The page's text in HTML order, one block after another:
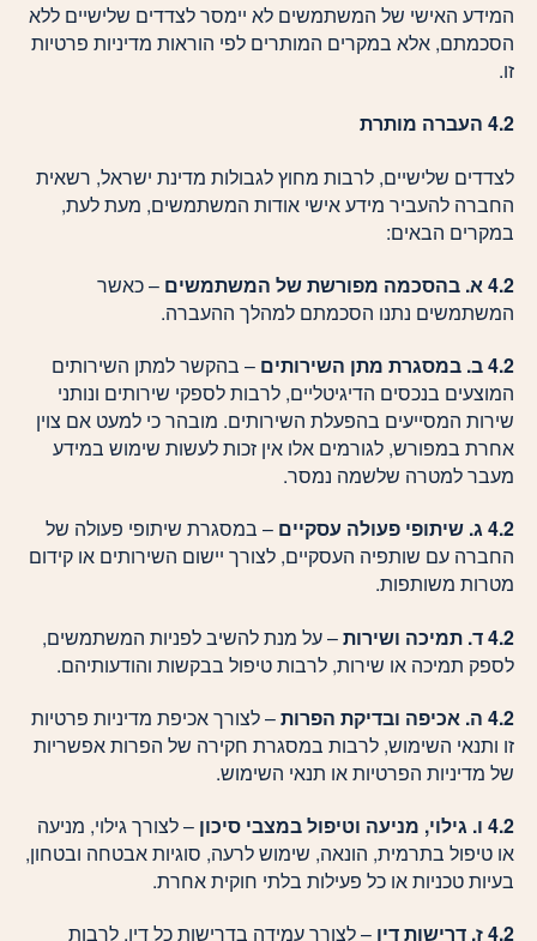
המידע האישי של המשתמשים לא יימסר לצדדים שלישיים ללא
הסכמתם, אלא במקרים המותרים לפי הוראות מדיניות פרטיות
זו.
4.2 העברה מותרת
לצדדים שלישיים, לרבות מחוץ לגבולות מדינת ישראל, רשאית
החברה להעביר מידע אישי אודות המשתמשים, מעת לעת,
במקרים הבאים:
4.2 א. בהסכמה מפורשת של המשתמשים
– כאשר
המשתמשים נתנו הסכמתם למהלך ההעברה.
4.2 ב. במסגרת מתן השירותים
– בהקשר למתן השירותים
המוצעים בנכסים הדיגיטליים, לרבות לספקי שירותים ונותני
שירות המסייעים בהפעלת השירותים. מובהר כי למעט אם צוין
אחרת במפורש, לגורמים אלו אין זכות לעשות שימוש במידע
מעבר למטרה שלשמה נמסר.
4.2 ג. שיתופי פעולה עסקיים
– במסגרת שיתופי פעולה של
החברה עם שותפיה העסקיים, לצורך יישום השירותים או קידום
מטרות משותפות.
4.2 ד. תמיכה ושירות
– על מנת להשיב לפניות המשתמשים,
לספק תמיכה או שירות, לרבות טיפול בבקשות והודעותיהם.
4.2 ה. אכיפה ובדיקת הפרות
– לצורך אכיפת מדיניות פרטיות
זו ותנאי השימוש, לרבות במסגרת חקירה של הפרות אפשריות
של מדיניות הפרטיות או תנאי השימוש.
4.2 ו. גילוי, מניעה וטיפול במצבי סיכון
– לצורך גילוי, מניעה
או טיפול בתרמית, הונאה, שימוש לרעה, סוגיות אבטחה ובטחון,
בעיות טכניות או כל פעילות בלתי חוקית אחרת.
4.2 ז. דרישות דין
– לצורך עמידה בדרישות כל דין, לרבות